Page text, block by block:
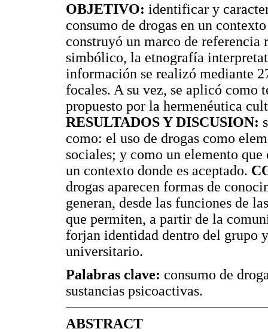
OBJETIVO: identificar y
consumo de drogas en un
construyó un marco de
simbólico, la etnografía
información se realizó mediante
focales. A su vez, se aplicó como
propuesto por la hermenéutica
RESULTADOS Y DISCUSION:
como: el uso de drogas como
sociales; y como un elemento
un contexto donde es aceptado.
drogas aparecen formas de
generan, desde las funciones de
que permiten, a partir de la
forjan identidad dentro del grupo
universitario.
Palabras clave: consumo de
sustancias psicoactivas.
ABSTRACT